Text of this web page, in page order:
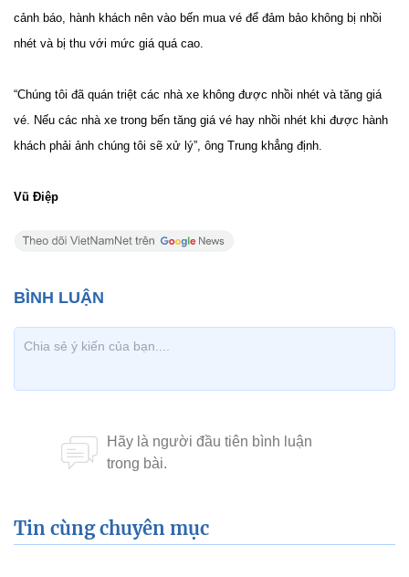
cảnh báo, hành khách nên vào bến mua vé để đảm bảo không bị nhồi
nhét và bị thu với mức giá quá cao.
“Chúng tôi đã quán triệt các nhà xe không được nhồi nhét và tăng giá
vé. Nếu các nhà xe trong bến tăng giá vé hay nhồi nhét khi được hành
khách phải ảnh chúng tôi sẽ xử lý”, ông Trung khẳng định.
Vũ Điệp
Tin cùng chuyên mục